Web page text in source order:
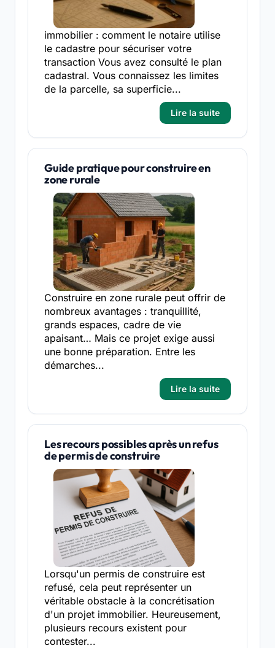
immobilier : comment le notaire utilise
le cadastre pour sécuriser votre
transaction Vous avez consulté le plan
cadastral. Vous connaissez les limites
de la parcelle, sa superficie...
Lire la suite
Guide pratique pour construire en
zone rurale
Construire en zone rurale peut offrir de
nombreux avantages : tranquillité,
grands espaces, cadre de vie
apaisant… Mais ce projet exige aussi
une bonne préparation. Entre les
démarches...
Lire la suite
Les recours possibles après un refus
de permis de construire
Lorsqu'un permis de construire est
refusé, cela peut représenter un
véritable obstacle à la concrétisation
d'un projet immobilier. Heureusement,
plusieurs recours existent pour
contester...